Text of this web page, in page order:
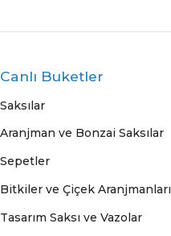
Canlı Buketler
Saksılar
Aranjman ve Bonzai Saksılar
Sepetler
Bitkiler ve Çiçek Aranjmanları
Tasarım Saksı ve Vazolar